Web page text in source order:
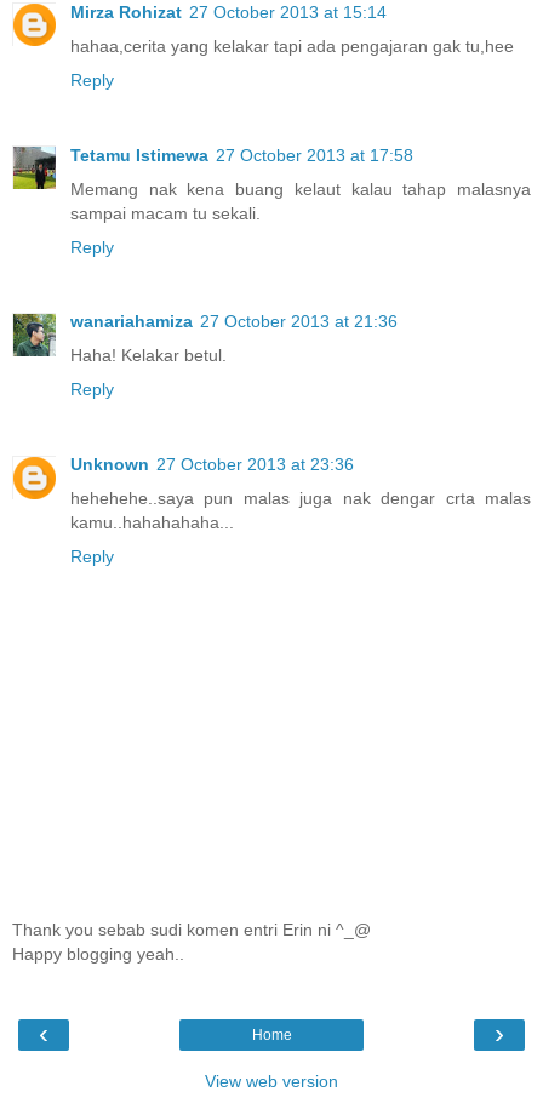
Mirza Rohizat 27 October 2013 at 15:14
hahaa,cerita yang kelakar tapi ada pengajaran gak tu,hee
Reply
Tetamu Istimewa 27 October 2013 at 17:58
Memang nak kena buang kelaut kalau tahap malasnya
sampai macam tu sekali.
Reply
wanariahamiza 27 October 2013 at 21:36
Haha! Kelakar betul.
Reply
Unknown 27 October 2013 at 23:36
hehehehe..saya pun malas juga nak dengar crta malas
kamu..hahahahaha...
Reply
Thank you sebab sudi komen entri Erin ni ^_@
Happy blogging yeah..
‹ ›
Home
View web version